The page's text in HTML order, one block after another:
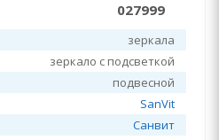
027999
зеркала
зеркало с подсветкой
подвесной
SanVit
Санвит